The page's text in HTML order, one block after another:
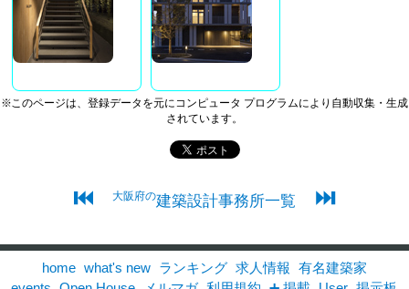
※このページは、登録データを元にコンピュータ プログラムにより自動収集・生成
されています。
⏮ 大阪府の建築設計事務所一覧 ⏭
home what's new ランキング 求人情報 有名建築家